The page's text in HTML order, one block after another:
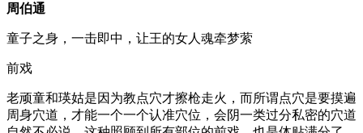
周伯通
童子之身，一击即中，让王的女人魂牵梦萦
前戏
老顽童和瑛姑是因为教点穴才擦枪走火，而所谓点穴是要摸遍
周身穴道，才能一个一个认准穴位，会阴一类过分私密的穴道